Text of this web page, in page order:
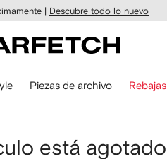
| Descubre todo lo nuevo
Piezas de archivo Rebajas
está agotado